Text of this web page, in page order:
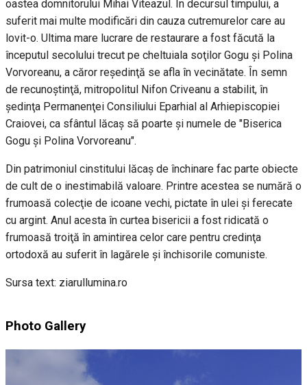
oastea domnitorului Mihai Viteazul. În decursul timpului, a
suferit mai multe modificări din cauza cutremurelor care au
lovit-o. Ultima mare lucrare de restaurare a fost făcută la
începutul secolului trecut pe cheltuiala soţilor Gogu şi Polina
Vorvoreanu, a căror reşedinţă se afla în vecinătate. În semn
de recunoştinţă, mitropolitul Nifon Criveanu a stabilit, în
şedinţa Permanenţei Consiliului Eparhial al Arhiepiscopiei
Craiovei, ca sfântul lăcaş să poarte şi numele de "Biserica
Gogu şi Polina Vorvoreanu".
Din patrimoniul cinstitului lăcaş de închinare fac parte obiecte
de cult de o inestimabilă valoare. Printre acestea se numără o
frumoasă colecţie de icoane vechi, pictate în ulei şi ferecate
cu argint. Anul acesta în curtea bisericii a fost ridicată o
frumoasă troiţă în amintirea celor care pentru credinţa
ortodoxă au suferit în lagărele şi închisorile comuniste.
Sursa text: ziarullumina.ro
Photo Gallery